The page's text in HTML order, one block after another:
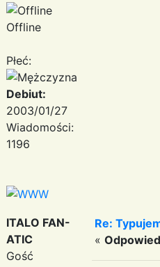
Offline
Płeć:
Debiut:
2003/01/27
Wiadomości:
1196
ITALO FAN-
ATIC
Gość
Re:
«